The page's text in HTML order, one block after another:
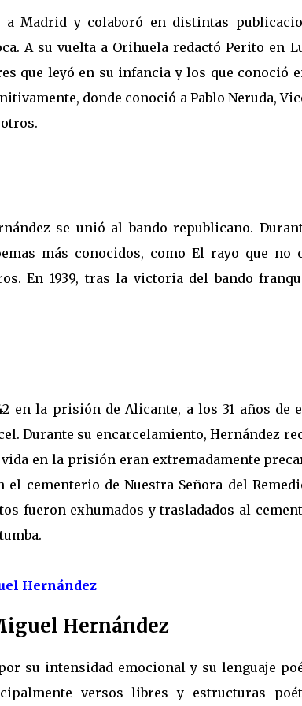
a Madrid y colaboró en distintas
A su vuelta a Orihuela redactó Perito en
que leyó en su infancia y los que conoció
donde conoció a Pablo Neruda,
se unió al bando republicano.
más conocidos, como El rayo que no
En 1939, tras la victoria del bando
en la prisión de Alicante, a los 31 años de
Durante su encarcelamiento, Hernández
en la prisión eran extremadamente
cementerio de Nuestra Señora del
fueron exhumados y trasladados al
Hernández
Hernández
su intensidad emocional y su lenguaje
versos libres y estructuras